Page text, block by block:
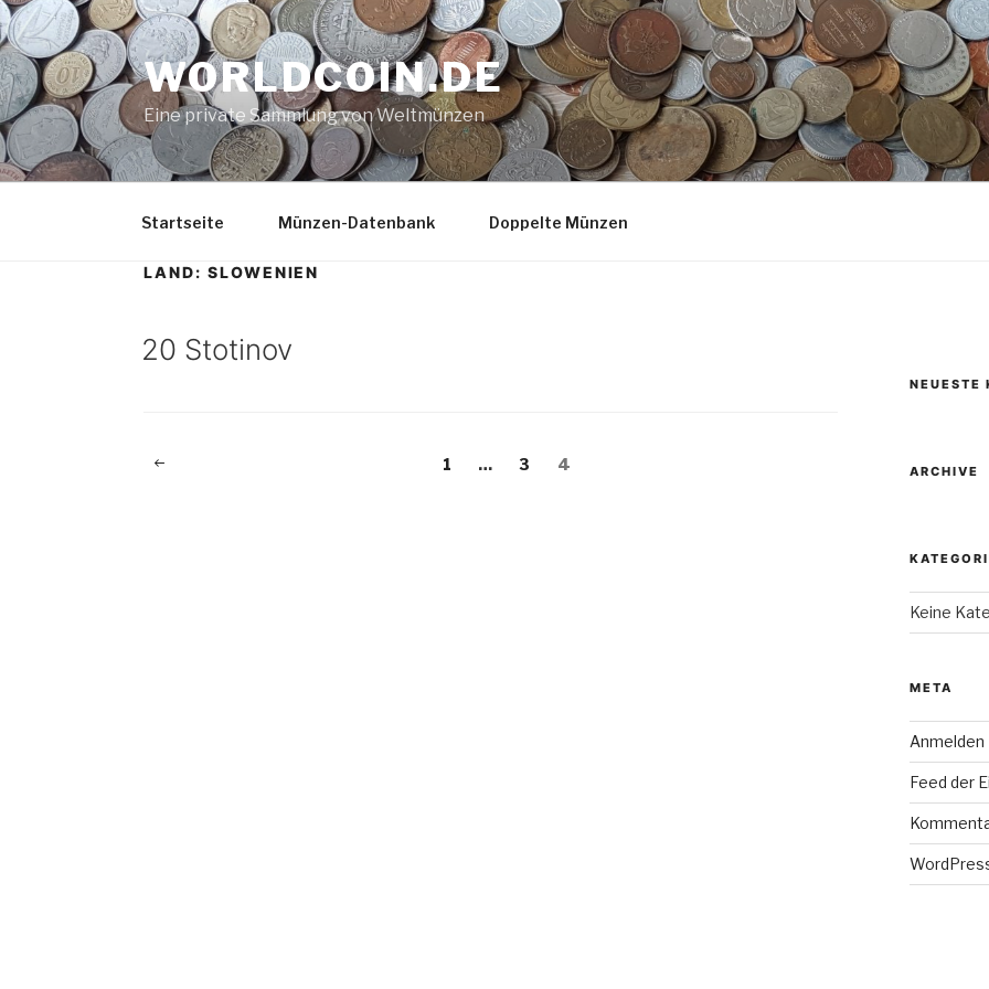
Zum
Inhalt
springen
WORLDCOIN.DE
Eine private Sammlung von Weltmünzen
Startseite Münzen-Datenbank Doppelte Münzen
LAND: SLOWENIEN
20 Stotinov
Beitragsnavigation
Vorherige
Seite
1 … Seite
3 Seite
4
NEUESTE
ARCHIVE
Keine
META
Anmelden
Feed der